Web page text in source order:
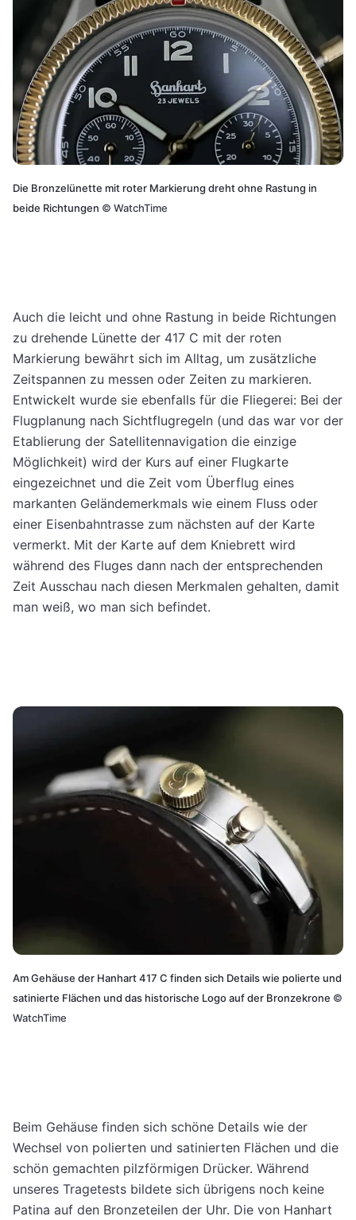
Die Bronzelünette mit roter Markierung dreht ohne Rastung in
beide Richtungen © WatchTime
Auch die leicht und ohne Rastung in beide Richtungen
zu drehende Lünette der 417 C mit der roten
Markierung bewährt sich im Alltag, um zusätzliche
Zeitspannen zu messen oder Zeiten zu markieren.
Entwickelt wurde sie ebenfalls für die Fliegerei: Bei der
Flugplanung nach Sichtflugregeln (und das war vor der
Etablierung der Satellitennavigation die einzige
Möglichkeit) wird der Kurs auf einer Flugkarte
eingezeichnet und die Zeit vom Überflug eines
markanten Geländemerkmals wie einem Fluss oder
einer Eisenbahntrasse zum nächsten auf der Karte
vermerkt. Mit der Karte auf dem Kniebrett wird
während des Fluges dann nach der entsprechenden
Zeit Ausschau nach diesen Merkmalen gehalten, damit
man weiß, wo man sich befindet.
Am Gehäuse der Hanhart 417 C finden sich Details wie polierte und
satinierte Flächen und das historische Logo auf der Bronzekrone ©
WatchTime
Beim Gehäuse finden sich schöne Details wie der
Wechsel von polierten und satinierten Flächen und die
schön gemachten pilzförmigen Drücker. Während
unseres Tragetests bildete sich übrigens noch keine
Patina auf den Bronzeteilen der Uhr. Die von Hanhart